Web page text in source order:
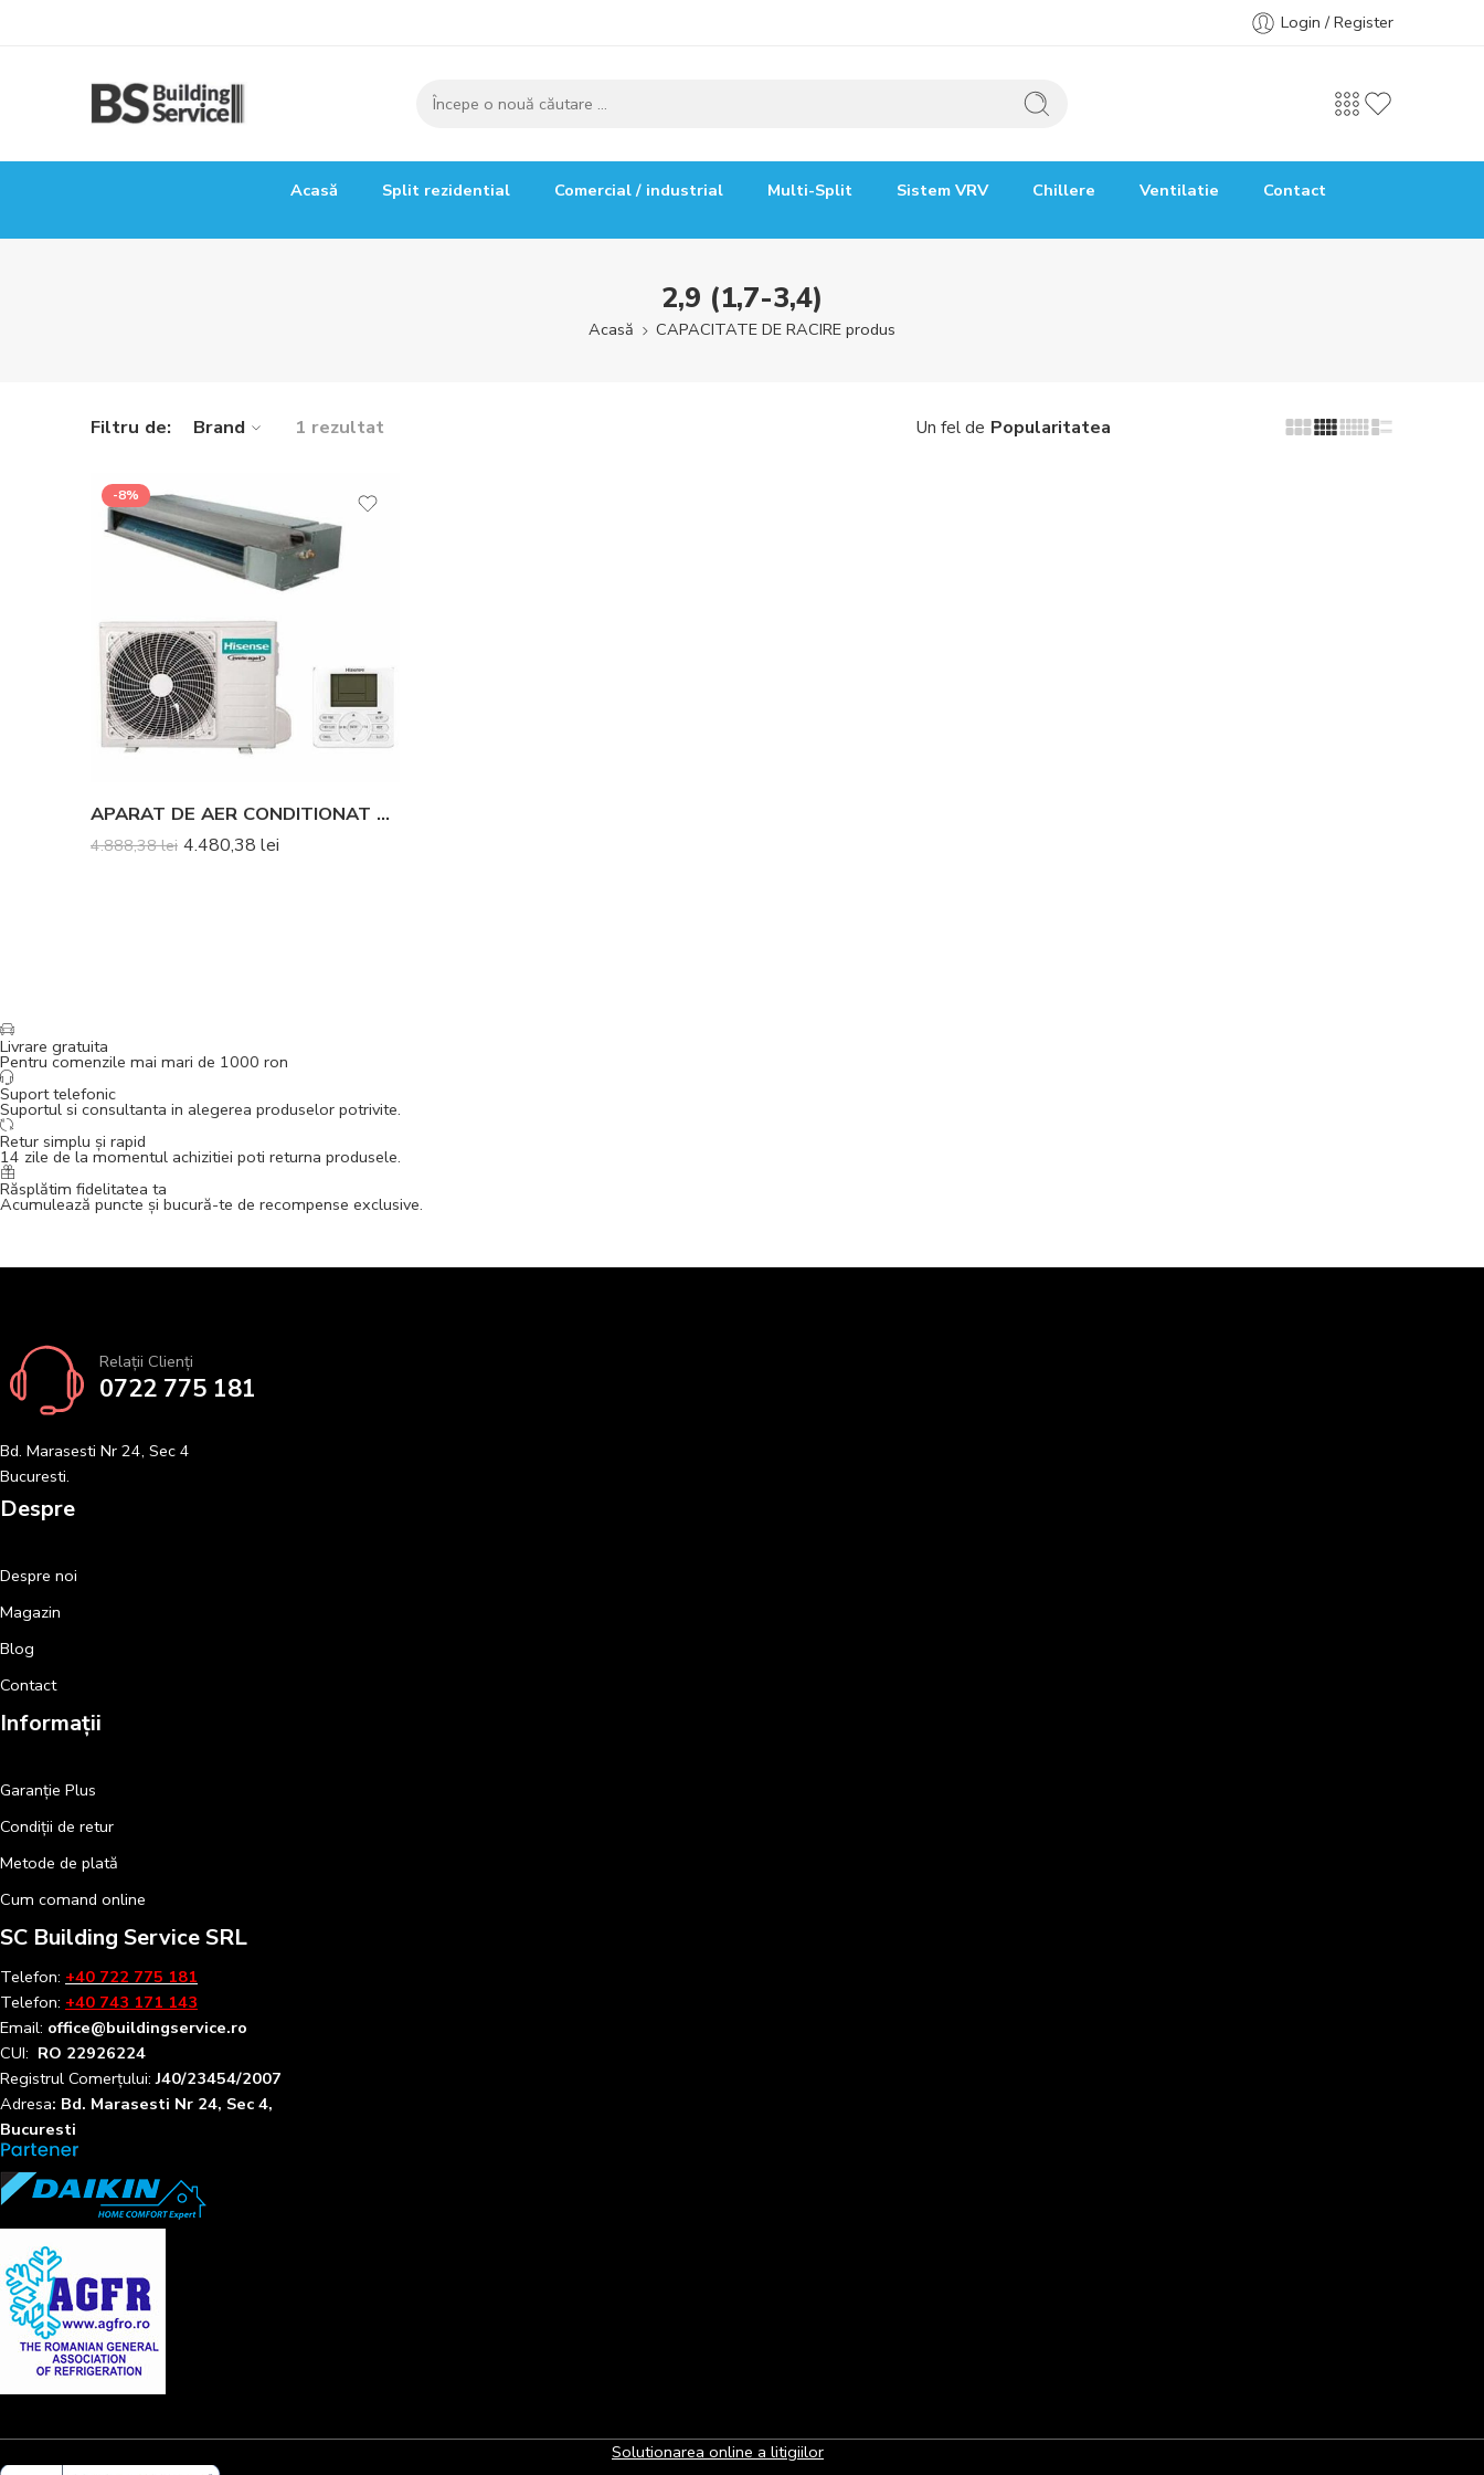
Login / Register
Acasă Split rezidential Comercial / industrial Multi-Split Sistem VRV Chillere Ventilatie Contact
2,9 (1,7-3,4)
Acasă CAPACITATE DE RACIRE produs
Filtru de: Brand 1 rezultat Un fel de Popularitatea
-8%
APARAT DE AER CONDITIONAT TIP DUCT HISENSE ADT26UX4RBL4-AUW26U4RR4 INVERTER 9000 BTU
4.888,38lei 4.480,38 lei
Livrare gratuita
Pentru comenzile mai mari de 1000 ron
Suport telefonic
Suportul si consultanta in alegerea produselor potrivite.
Retur simplu și rapid
14 zile de la momentul achizitiei poti returna produsele.
Răsplătim fidelitatea ta
Acumulează puncte și bucură-te de recompense exclusive.
Relații Clienți
0722 775 181
Bd. Marasesti Nr 24, Sec 4
Bucuresti.
Despre
Despre noi
Magazin
Blog
Contact
Informații
Garanție Plus
Condiții de retur
Metode de plată
Cum comand online
SC Building Service SRL
Telefon: +40 722 775 181
Telefon: +40 743 171 143
Email: office@buildingservice.ro
CUI: RO 22926224
Registrul Comerțului:J40/23454/2007
Adresa: Bd. Marasesti Nr 24, Sec 4,
Bucuresti
Solutionarea online a litigiilor